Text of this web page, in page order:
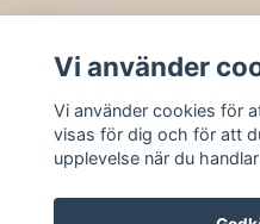
Sociala medier
Vi använder
Vi använder cookies för
visas för dig och för att
upplevelse när du